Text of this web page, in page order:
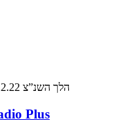
הלך השנ”צ 6.2.22 – עם אריק טלמור
Plus